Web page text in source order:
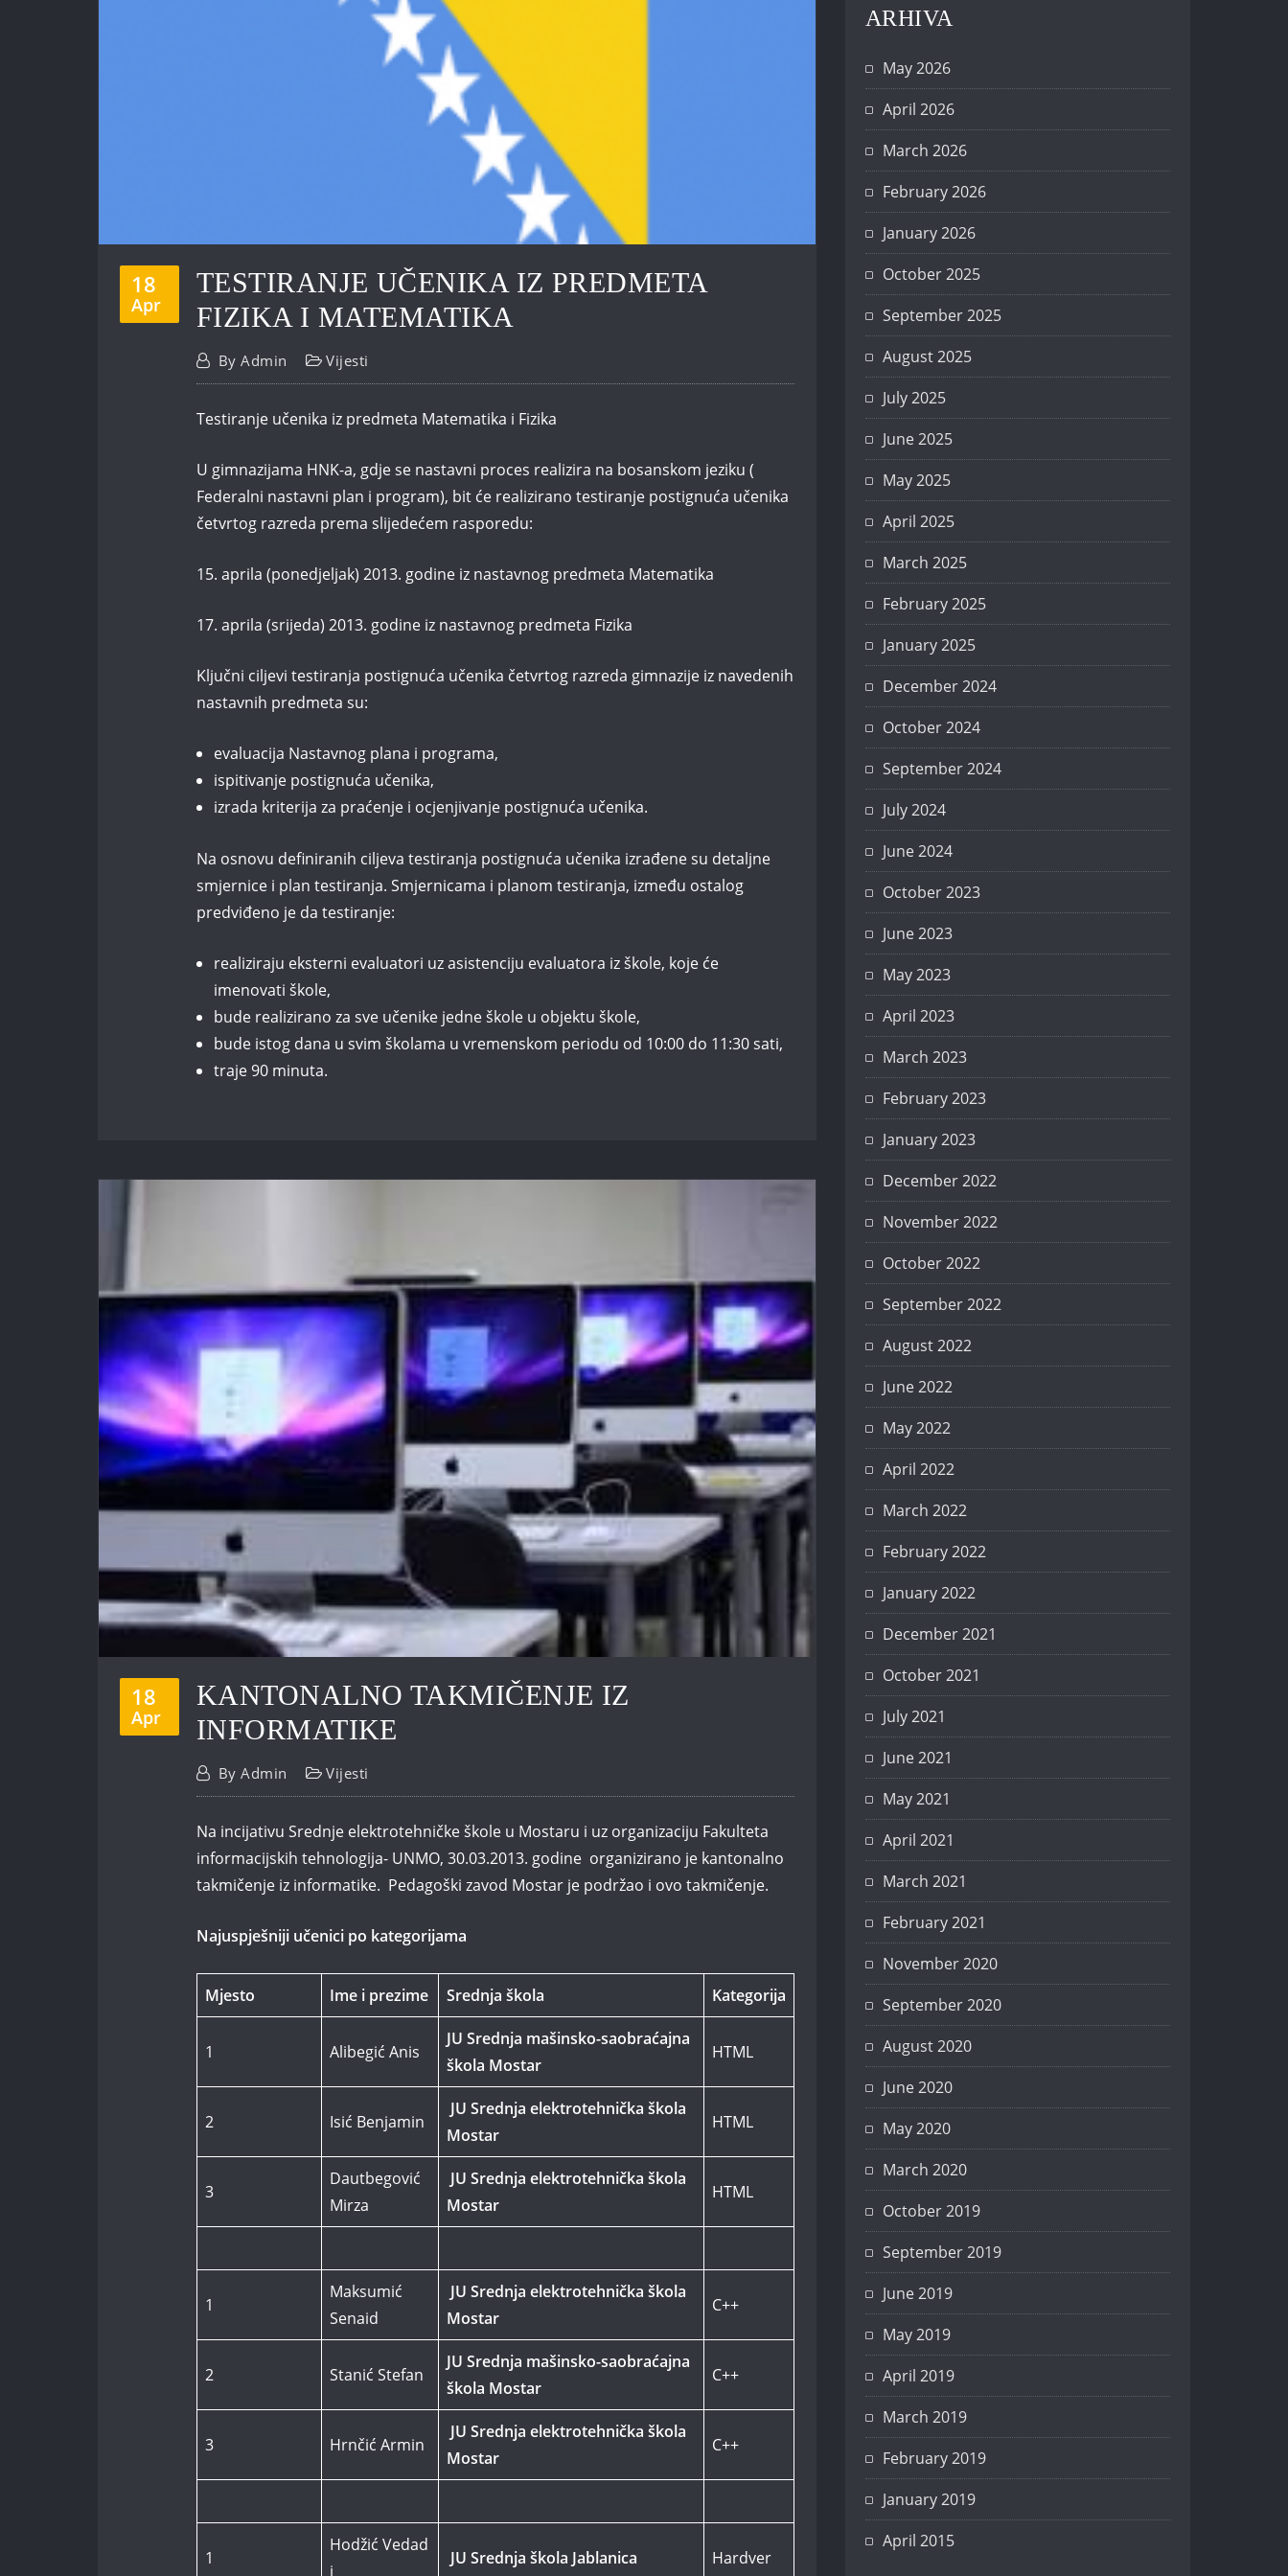
18
Apr
TESTIRANJE UČENIKA IZ PREDMETA
FIZIKA I MATEMATIKA
ByAdmin Vijesti
Testiranje učenika iz predmeta Matematika i Fizika
U gimnazijama HNK-a, gdje se nastavni proces realizira na bosanskom jeziku (
Federalni nastavni plan i program), bit će realizirano testiranje postignuća učenika
četvrtog razreda prema slijedećem rasporedu:
15. aprila (ponedjeljak) 2013. godine iz nastavnog predmeta Matematika
17. aprila (srijeda) 2013. godine iz nastavnog predmeta Fizika
Ključni ciljevi testiranja postignuća učenika četvrtog razreda gimnazije iz navedenih
nastavnih predmeta su:
evaluacija Nastavnog plana i programa,
ispitivanje postignuća učenika,
izrada kriterija za praćenje i ocjenjivanje postignuća učenika.
Na osnovu definiranih ciljeva testiranja postignuća učenika izrađene su detaljne
smjernice i plan testiranja. Smjernicama i planom testiranja, između ostalog
predviđeno je da testiranje:
realiziraju eksterni evaluatori uz asistenciju evaluatora iz škole, koje će
imenovati škole,
bude realizirano za sve učenike jedne škole u objektu škole,
bude istog dana u svim školama u vremenskom periodu od 10:00 do 11:30 sati,
traje 90 minuta.
18
Apr
KANTONALNO TAKMIČENJE IZ
INFORMATIKE
ByAdmin Vijesti
Na incijativu Srednje elektrotehničke škole u Mostaru i uz organizaciju Fakulteta
informacijskih tehnologija- UNMO, 30.03.2013. godine organizirano je kantonalno
takmičenje iz informatike. Pedagoški zavod Mostar je podržao i ovo takmičenje.
Najuspješniji učenici po kategorijama
Mjesto Ime i prezime Srednja škola Kategorija
1 Alibegić Anis
JU Srednja mašinsko-saobraćajna
škola Mostar
HTML
2 Isić Benjamin
JU Srednja elektrotehnička škola
Mostar
HTML
3
Dautbegović
Mirza
JU Srednja elektrotehnička škola
Mostar
HTML
1
Maksumić
Senaid
JU Srednja elektrotehnička škola
Mostar
C++
2 Stanić Stefan
JU Srednja mašinsko-saobraćajna
škola Mostar
C++
3 Hrnčić Armin
JU Srednja elektrotehnička škola
Mostar
C++
1
Hodžić Vedad
i
JU Srednja škola Jablanica Hardver
ARHIVA
May 2026
April 2026
March 2026
February 2026
January 2026
October 2025
September 2025
August 2025
July 2025
June 2025
May 2025
April 2025
March 2025
February 2025
January 2025
December 2024
October 2024
September 2024
July 2024
June 2024
October 2023
June 2023
May 2023
April 2023
March 2023
February 2023
January 2023
December 2022
November 2022
October 2022
September 2022
August 2022
June 2022
May 2022
April 2022
March 2022
February 2022
January 2022
December 2021
October 2021
July 2021
June 2021
May 2021
April 2021
March 2021
February 2021
November 2020
September 2020
August 2020
June 2020
May 2020
March 2020
October 2019
September 2019
June 2019
May 2019
April 2019
March 2019
February 2019
January 2019
April 2015